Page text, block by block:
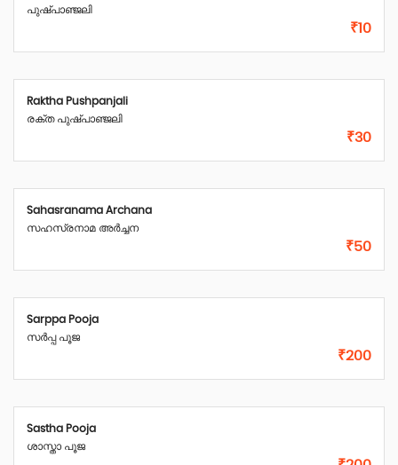
പുഷ്പാഞ്ജലി
₹10
Raktha Pushpanjali
രക്ത പുഷ്പാഞ്ജലി
₹30
Sahasranama Archana
സഹസ്രനാമ അർച്ചന
₹50
Sarppa Pooja
സർപ്പ പൂജ
₹200
Sastha Pooja
ശാസ്താ പൂജ